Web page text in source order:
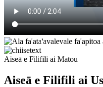
Aiseā e Filifili ai Matou
Aiseā e Filifili ai Us